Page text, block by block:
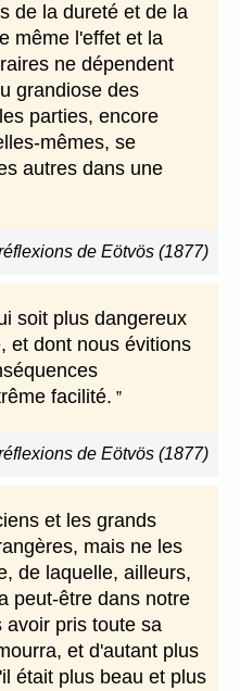
de la dureté et de la
même l'effet et la
ne dépendent
grandiose des
parties, encore
mêmes, se
autres dans une
de Eötvös (1877)
soit plus dangereux
et dont nous évitions
facilité.
de Eötvös (1877)
et les grands
mais ne les
de laquelle, ailleurs,
peut-être dans notre
avoir pris toute sa
et d'autant plus
était plus beau et plus